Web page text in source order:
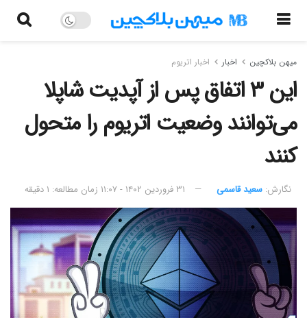
میهن بلاکچین اخبار اخبار اتریوم
این ۳ اتفاق پس از آپدیت شاپلا
می‌توانند وضعیت اتریوم را متحول
کنند
نگارش:‌ سعید قاسمی ۳۱ فروردین ۱۴۰۲ - ۱۱:۰۷ زمان مطالعه: ۱ دقیقه